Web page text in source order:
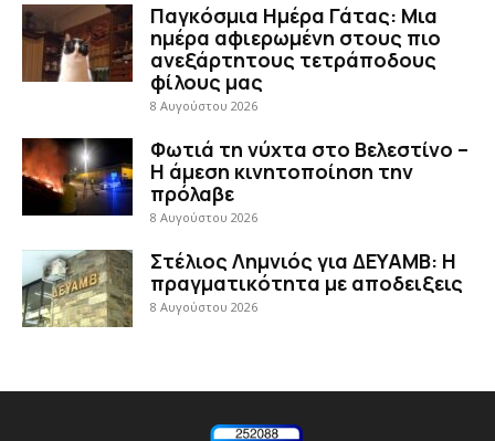
Παγκόσμια Ημέρα Γάτας: Μια
ημέρα αφιερωμένη στους πιο
ανεξάρτητους τετράποδους
φίλους μας
8 Αυγούστου 2026
Φωτιά τη νύχτα στο Βελεστίνο –
Η άμεση κινητοποίηση την
πρόλαβε
8 Αυγούστου 2026
Στέλιος Λημνιός για ΔΕΥΑΜΒ: Η
πραγματικότητα με αποδειξεις
8 Αυγούστου 2026